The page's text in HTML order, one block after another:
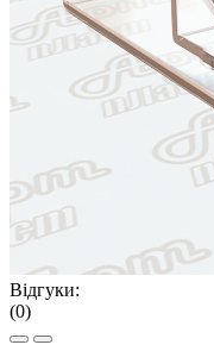
Відгуки:
(0)